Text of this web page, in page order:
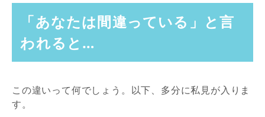
「あなたは間違っている」と言
われると…
この違いって何でしょう。以下、多分に私見が入りま
す。